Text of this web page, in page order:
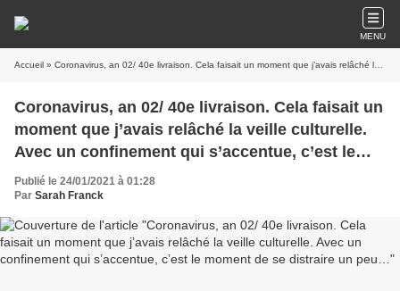
MENU
Accueil » Coronavirus, an 02/ 40e livraison. Cela faisait un moment que j’avais relâché la veille culturelle. Avec un confinement qui s’accentue, c’est le moment de se distraire un peu…
Coronavirus, an 02/ 40e livraison. Cela faisait un
moment que j’avais relâché la veille culturelle.
Avec un confinement qui s’accentue, c’est le
moment de se distraire un peu…
Publié le 24/01/2021 à 01:28
Par Sarah Franck